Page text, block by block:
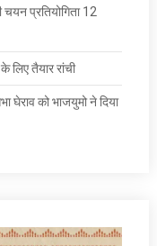
प्रतियोगिता 12
तैयार रांची
घेराव को भाजयुमो ने द‍िया